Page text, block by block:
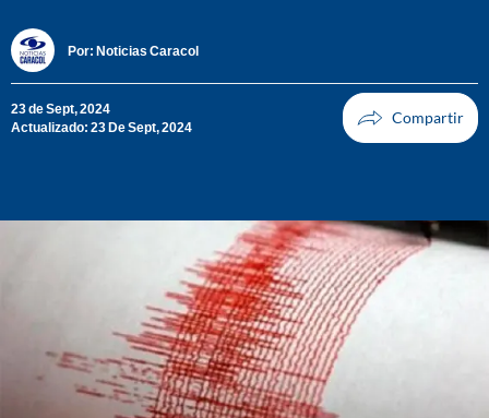
Por: Noticias Caracol
23 de Sept, 2024
Actualizado: 23 De Sept, 2024